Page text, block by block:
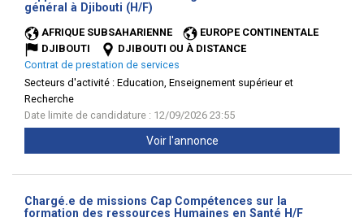
général à Djibouti (H/F)
AFRIQUE SUBSAHARIENNE
EUROPE CONTINENTALE
DJIBOUTI
DJIBOUTI OU À DISTANCE
Contrat de prestation de services
Secteurs d'activité : Education, Enseignement supérieur et
Recherche
Date limite de candidature : 12/09/2026 23:55
Voir l'annonce
Chargé.e de missions Cap Compétences sur la
formation des ressources Humaines en Santé H/F(Nouvelle